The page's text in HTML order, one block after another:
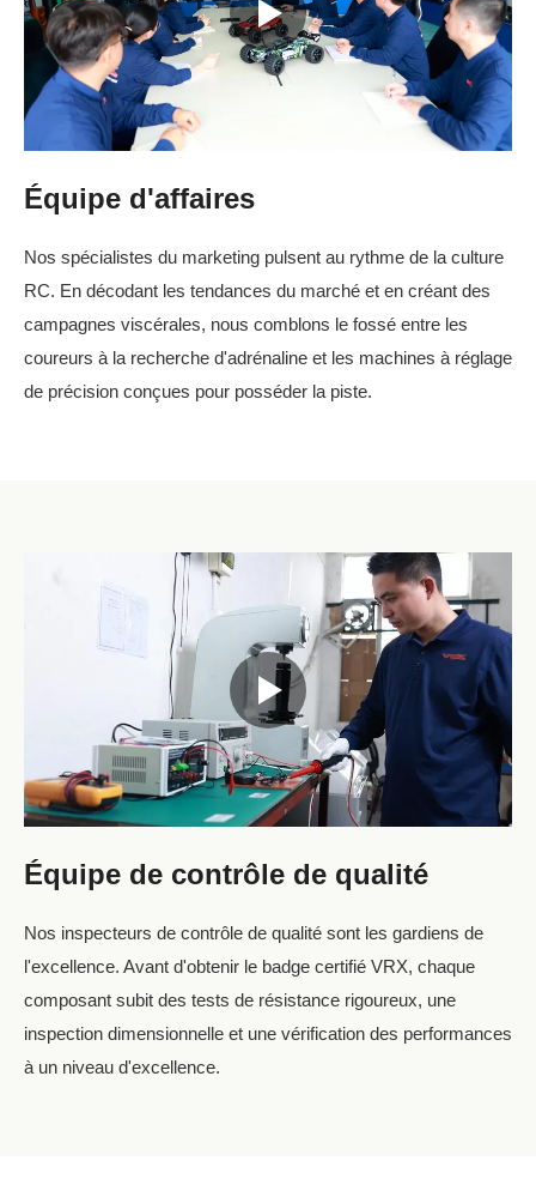
Équipe d'affaires
Nos spécialistes du marketing pulsent au rythme de la culture
RC. En décodant les tendances du marché et en créant des
campagnes viscérales, nous comblons le fossé entre les
coureurs à la recherche d'adrénaline et les machines à réglage
de précision conçues pour posséder la piste.
Équipe de contrôle de qualité
Nos inspecteurs de contrôle de qualité sont les gardiens de
l'excellence. Avant d'obtenir le badge certifié VRX, chaque
composant subit des tests de résistance rigoureux, une
inspection dimensionnelle et une vérification des performances
à un niveau d'excellence.